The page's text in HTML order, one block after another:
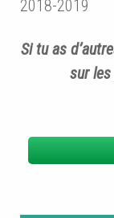
2018-2019
Si tu as
sur